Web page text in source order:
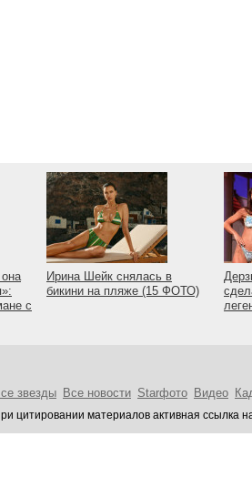
с
Ирина Шейк снялась в
бикини на пляже (15 ФОТО)
звезды Все новости Starфото Видео
цитировании материалов активная ссылка